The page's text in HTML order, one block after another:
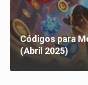
Códigos para
(Abril 2025)